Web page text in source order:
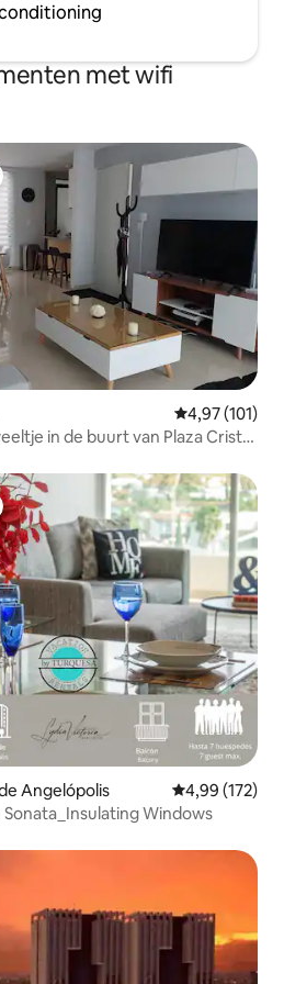
met wifi
Gemiddelde
4,97 (101)
in de buurt van Plaza Cristal
Angelópolis Gemiddelde
4,99 (172)
Windows